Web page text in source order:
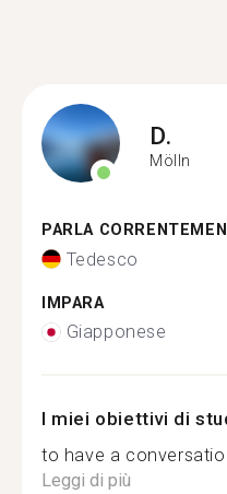
D.
Mölln
PARLA
Tedesco
IMPARA
Giapponese
I miei obiettivi di
to have a
Leggi di più